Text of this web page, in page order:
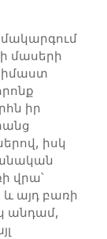
մասերի
իմաստ
իր
իսկ
վրա՝
այդ բառի
անդամ,